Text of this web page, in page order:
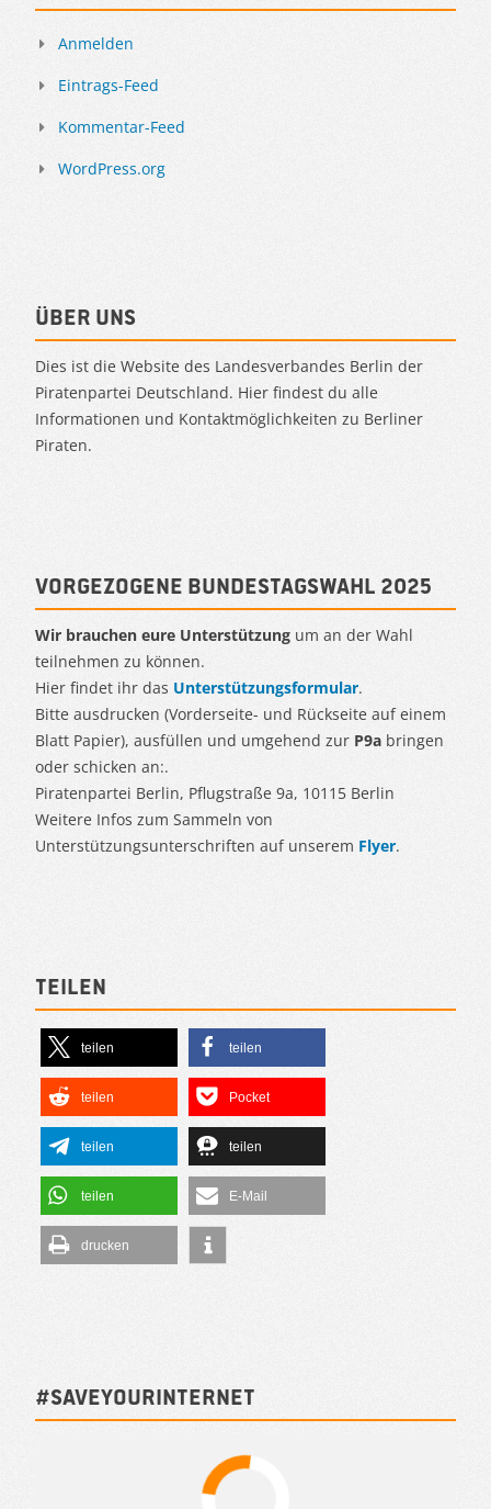
Anmelden
Eintrags-Feed
Kommentar-Feed
WordPress.org
Über uns
Dies ist die Website des Landesverbandes Berlin der
Piratenpartei Deutschland. Hier findest du alle
Informationen und Kontaktmöglichkeiten zu Berliner
Piraten.
Vorgezogene Bundestagswahl 2025
Wir brauchen eure Unterstützung um an der Wahl
teilnehmen zu können.
Hier findet ihr das Unterstützungsformular.
Bitte ausdrucken (Vorderseite- und Rückseite auf einem
Blatt Papier), ausfüllen und umgehend zur P9a bringen
oder schicken an:.
Piratenpartei Berlin, Pflugstraße 9a, 10115 Berlin
Weitere Infos zum Sammeln von
Unterstützungsunterschriften auf unserem Flyer.
Teilen
teilen teilen
teilen Pocket
teilen teilen
teilen E-Mail
drucken
#SAVEYOURINTERNET